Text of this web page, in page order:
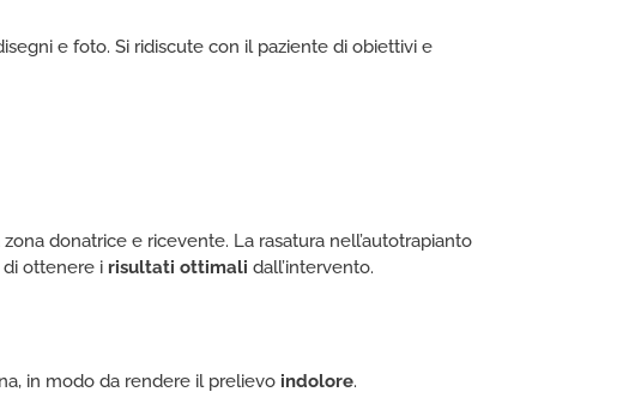
e foto. Si ridiscute con il paziente di obiettivi e
donatrice e ricevente. La rasatura nell’autotrapianto
ottenere i risultati ottimali dall’intervento.
in modo da rendere il prelievo indolore.